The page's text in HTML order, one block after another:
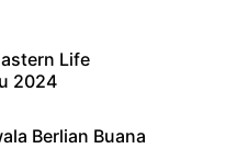
Life
2024
Berlian Buana